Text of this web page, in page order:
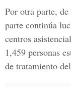
Por otra parte,
parte continúa
centros
1,459 personas
de tratamiento del